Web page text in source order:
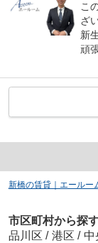
こ
ざ
新
頑
新橋の賃貸｜エールー
市区町村から探
品川区 / 港区 / 中